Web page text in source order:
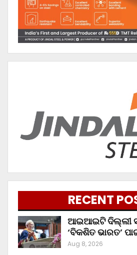
RECENT
ଆଇଆଇଟି ଦିଲ୍ଲୀ
‘ବିକଶିତ ଭାରତ’
Aug 8, 2026